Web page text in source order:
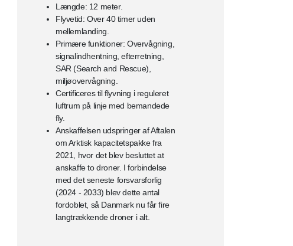
Længde: 12 meter.
Flyvetid: Over 40 timer uden
mellemlanding.
Primære funktioner: Overvågning,
signalindhentning, efterretning,
SAR (Search and Rescue),
miljøovervågning.
Certificeres til flyvning i reguleret
luftrum på linje med bemandede
fly.
Anskaffelsen udspringer af Aftalen
om Arktisk kapacitetspakke fra
2021, hvor det blev besluttet at
anskaffe to droner. I forbindelse
med det seneste forsvarsforlig
(2024 - 2033) blev dette antal
fordoblet, så Danmark nu får fire
langtrækkende droner i alt.